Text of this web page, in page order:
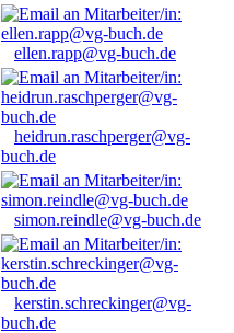
ellen.rapp@vg-buch.de
heidrun.raschperger@vg-
buch.de
simon.reindle@vg-buch.de
kerstin.schreckinger@vg-
buch.de